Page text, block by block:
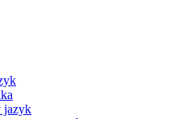
jazyk